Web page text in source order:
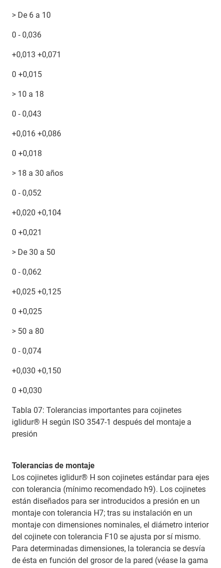
> De 6 a 10
0 - 0,036
+0,013 +0,071
0 +0,015
> 10 a 18
0 - 0,043
+0,016 +0,086
0 +0,018
> 18 a 30 años
0 - 0,052
+0,020 +0,104
0 +0,021
> De 30 a 50
0 - 0,062
+0,025 +0,125
0 +0,025
> 50 a 80
0 - 0,074
+0,030 +0,150
0 +0,030
Tabla 07: Tolerancias importantes para cojinetes
iglidur® H según ISO 3547-1 después del montaje a
presión
Tolerancias de montaje
Los cojinetes iglidur® H son cojinetes estándar para ejes
con tolerancia (mínimo recomendado h9). Los cojinetes
están diseñados para ser introducidos a presión en un
montaje con tolerancia H7; tras su instalación en un
montaje con dimensiones nominales, el diámetro interior
del cojinete con tolerancia F10 se ajusta por sí mismo.
Para determinadas dimensiones, la tolerancia se desvía
de ésta en función del grosor de la pared (véase la gama